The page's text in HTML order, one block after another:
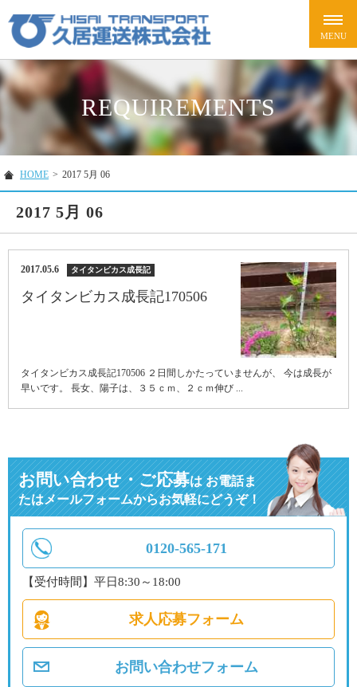
REQUIREMENTS
HOME > 2017 5月 06
2017 5月 06
2017.05.6 タイタンビカス成長記
タイタンビカス成長記170506
タイタンビカス成長記170506 ２日間しかたっていませんが、 今は成長が
早いです。 長女、陽子は、３５ｃｍ、２ｃｍ伸び ...
お問い合わせ・ご応募はお電話ま
たはメールフォームからお気軽にどうぞ！
0120-565-171
【受付時間】平日8:30～18:00
求人応募フォーム
お問い合わせフォーム